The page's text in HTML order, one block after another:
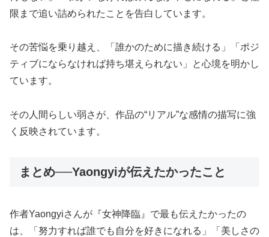
限まで追い詰められたことを告白しています。
その苦悩を乗り越え、「誰かのために描き続ける」「ポジ
ティブにならなければ持ち堪えられない」と心境を明かし
ています。
その人間らしい弱さが、作品の“リアル”な感情の描写に強
く反映されています。​
まとめ──Yaongyiが伝えたかったこと
作者Yaongyiさんが『女神降臨』で最も伝えたかったの
は、「努力すれば誰でも自分を好きになれる」「美しさの